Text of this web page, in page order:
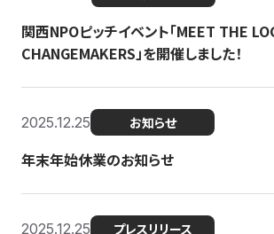
関西NPOピッチイベント「MEET THE
CHANGEMAKERS」を開催しました！
2025.12.25 お知らせ
年末年始休業のお知らせ
2025.12.25 プレスリリース